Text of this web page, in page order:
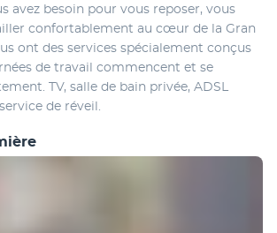
avez besoin pour vous reposer, vous
confortablement au cœur de la Gran
ont des services spécialement conçus
de travail commencent et se
TV, salle de bain privée, ADSL
de réveil.